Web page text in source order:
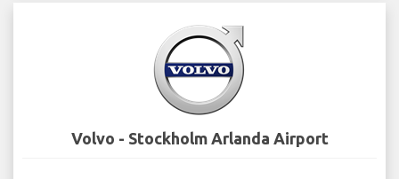
Volvo - Stockholm Arlanda Airport